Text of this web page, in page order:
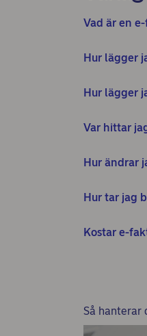
Vad är en
Hur lägger
Hur lägger
Var hittar
Hur ändrar
Hur tar jag
Kostar e-
Så hanterar